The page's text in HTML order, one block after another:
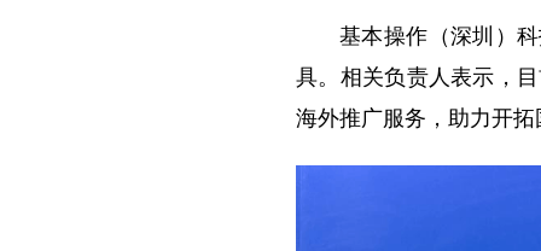
基本操作（深圳）
具。相关负责人表示，
海外推广服务，助力开